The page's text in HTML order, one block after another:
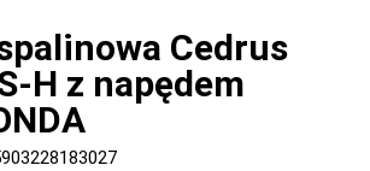
Cedrus
H z napędem